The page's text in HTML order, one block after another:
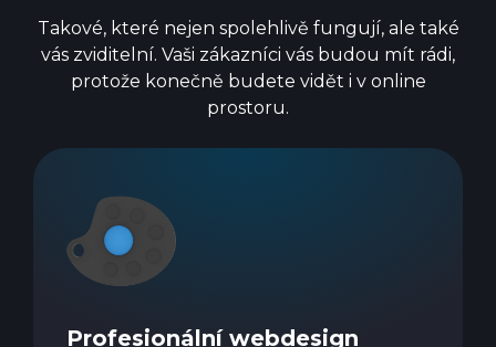
Takové, které nejen spolehlivě fungují, ale také
vás zviditelní. Vaši zákazníci vás budou mít rádi,
protože konečně budete vidět i v online
prostoru.
Profesionální webdesign